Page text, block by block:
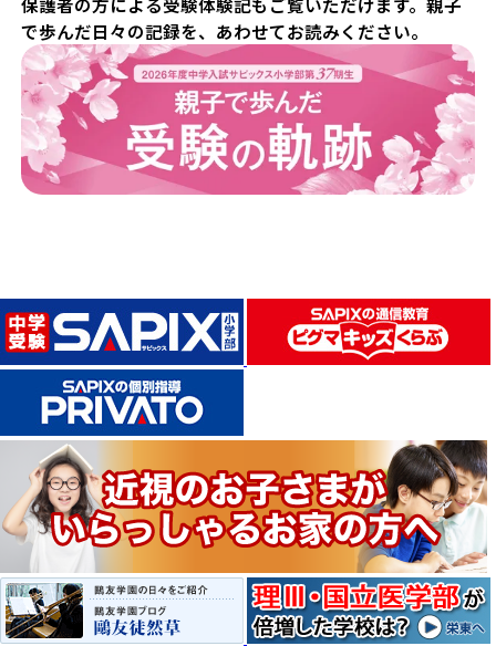
で歩んだ日々の記録を、あわせてお読みください。